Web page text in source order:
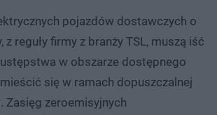
pojazdów dostawczych o
z reguły firmy z branży TSL, muszą iść
w obszarze dostępnego
się w ramach dopuszczalnej
Zasięg zeroemisyjnych